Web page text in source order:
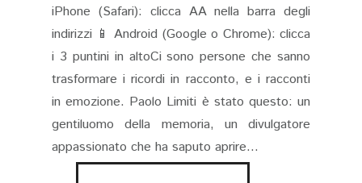
iPhone (Safari): clicca AA nella barra degli
indirizzi 📱 Android (Google o Chrome): clicca
i 3 puntini in altoCi sono persone che sanno
trasformare i ricordi in racconto, e i racconti
in emozione. Paolo Limiti è stato questo: un
gentiluomo della memoria, un divulgatore
appassionato che ha saputo aprire...